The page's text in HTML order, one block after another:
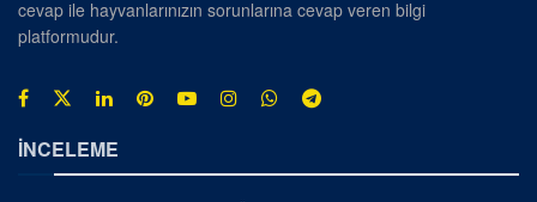
cevap ile hayvanlarınızın sorunlarına cevap veren bilgi
platformudur.
İNCELEME